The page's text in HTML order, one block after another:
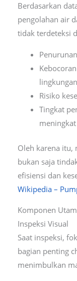
Berdasarkan
pengolahan air
tidak terdeteksi
Risiko
Tingkat
Oleh karena itu,
bukan saja
efisiensi dan
Wikipedia –
Komponen
Inspeksi Visual
Saat inspeksi,
bagian penting
menimbulkan